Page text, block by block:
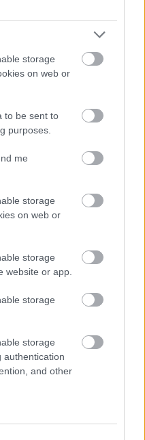
storage
on web or
to be sent to
purposes.
me
storage
on web or
storage
website or app.
storage
storage
authentication
and other